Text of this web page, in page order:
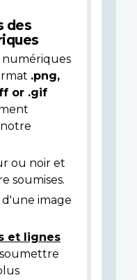
des
numériques
.png,
or .gif
ou noir et
soumises.
d'une image
et lignes